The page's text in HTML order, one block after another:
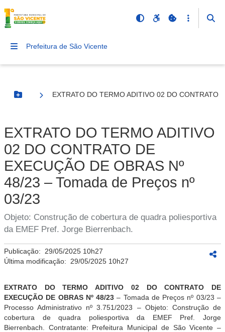
Prefeitura de São Vicente
Botão Menu
EXTRATO DO TERMO ADITIVO 02 DO CONTRATO
EXTRATO DO TERMO ADITIVO
02 DO CONTRATO DE
EXECUÇÃO DE OBRAS Nº
48/23 – Tomada de Preços nº
03/23
Objeto: Construção de cobertura de quadra poliesportiva
da EMEF Pref. Jorge Bierrenbach.
Publicação: 29/05/2025 10h27
Última modificação: 29/05/2025 10h27
EXTRATO DO TERMO ADITIVO 02 DO CONTRATO DE
EXECUÇÃO DE OBRAS Nº 48/23 – Tomada de Preços nº 03/23 –
Processo Administrativo nº 3.751/2023 – Objeto: Construção de
cobertura de quadra poliesportiva da EMEF Pref. Jorge
Bierrenbach. Contratante: Prefeitura Municipal de São Vicente –